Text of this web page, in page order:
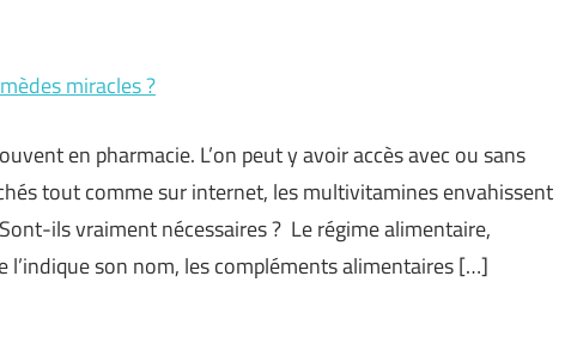
miracles ?
en pharmacie. L’on peut y avoir accès avec ou sans
tout comme sur internet, les multivitamines envahissent
ils vraiment nécessaires ? Le régime alimentaire,
son nom, les compléments alimentaires […]